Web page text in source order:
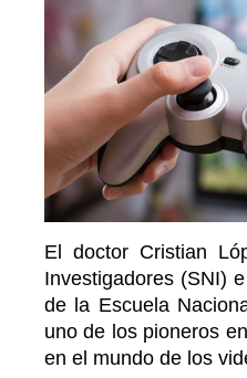
El doctor Cristian
Investigadores (SNI)
de la Escuela
uno de los pioneros
en el mundo de los